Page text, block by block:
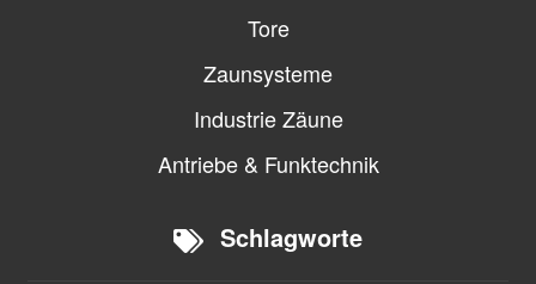
Tore
Zaunsysteme
Industrie Zäune
Antriebe & Funktechnik
Schlagworte